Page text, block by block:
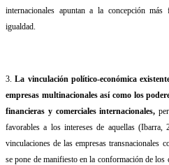
internacionales apuntan a la concepción
igualdad.
3.La vinculación político-económica
empresas multinacionales así como los
financieras y comerciales internacionales,
favorables a los intereses de aquellas
vinculaciones de las empresas transnacionales
se pone de manifiesto en la conformación de